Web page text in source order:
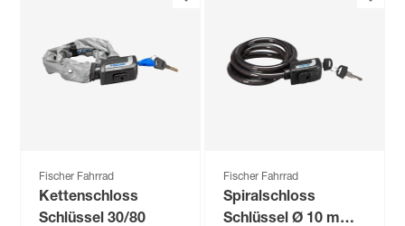
Fischer Fahrrad
Kettenschloss
Schlüssel 30/80
Fischer Fahrrad
Spiralschloss
Schlüssel Ø 10 mm x